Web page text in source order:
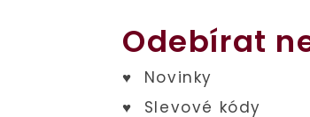
Odebírat